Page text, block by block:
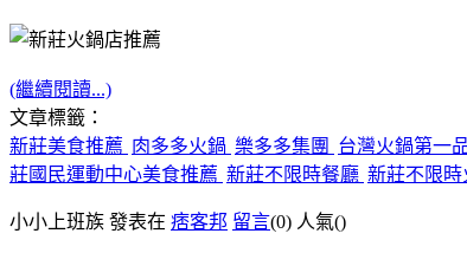
(繼續閱讀...)
文章標籤：
新莊美食推薦 肉多多火鍋 樂多多集團 台灣火鍋第一
莊國民運動中心美食推薦 新莊不限時餐廳 新莊不限時
小小上班族 發表在 痞客邦 留言(0) 人氣()